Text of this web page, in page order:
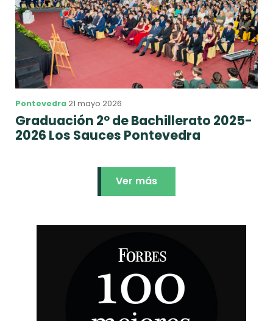
Pontevedra21 mayo 2026
Graduación 2º de Bachillerato 2025-
2026 Los Sauces Pontevedra
Ver más